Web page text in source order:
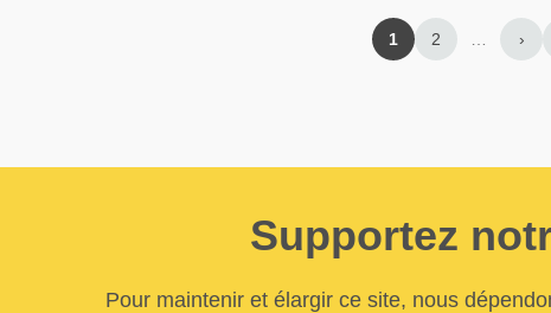
1 2 ›
Supportez
Pour maintenir et élargir ce site, nous